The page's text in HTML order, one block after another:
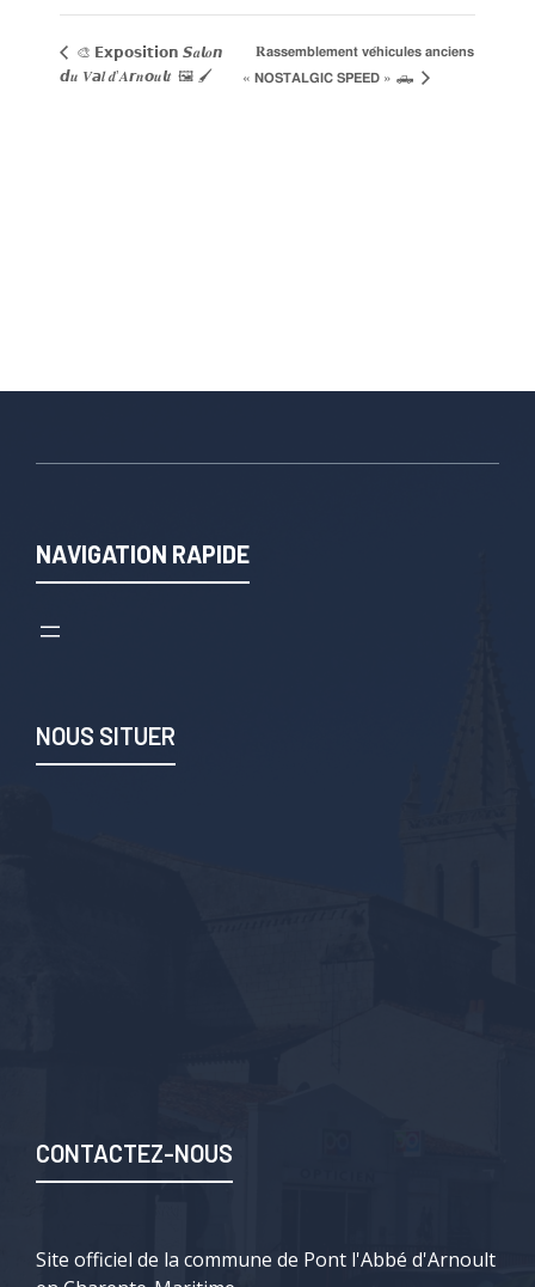
🎨 𝗘𝘅𝗽𝗼𝘀𝗶𝘁𝗶𝗼𝗻 𝙎𝒂𝙡𝒐𝙣
𝙙𝒖 𝑽𝙖𝒍 𝒅’𝑨𝙧𝒏𝙤𝒖𝙡𝒕 🖼 🖌
𝐑𝗮𝘀𝘀𝗲𝗺𝗯𝗹𝗲𝗺𝗲𝗻𝘁 𝘃𝗲́𝗵𝗶𝗰𝘂𝗹𝗲𝘀 𝗮𝗻𝗰𝗶𝗲𝗻𝘀
« 𝗡𝗢𝗦𝗧𝗔𝗟𝗚𝗜𝗖 𝗦𝗣𝗘𝗘𝗗 » 🛻
NAVIGATION RAPIDE
NOUS SITUER
CONTACTEZ-NOUS
Site officiel de la commune de Pont l'Abbé d'Arnoult